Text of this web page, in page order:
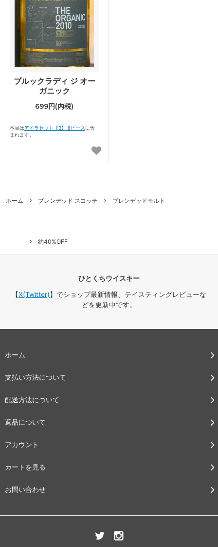
ブルックラディ ジ オー
ガニック
699円(内税)
本品はアイラセット【B】 8ピース に含
まれます。
ホーム ブレンデッド スコッチ ブレンデッドモルト
約40%OFF
ひとくちウイスキー
【X(Twitter)】でショップ最新情報、テイスティングレビューな
どを更新中です。
ホーム
支払い方法について
配送方法について
返品について
アカウント
カートを見る
お問い合わせ